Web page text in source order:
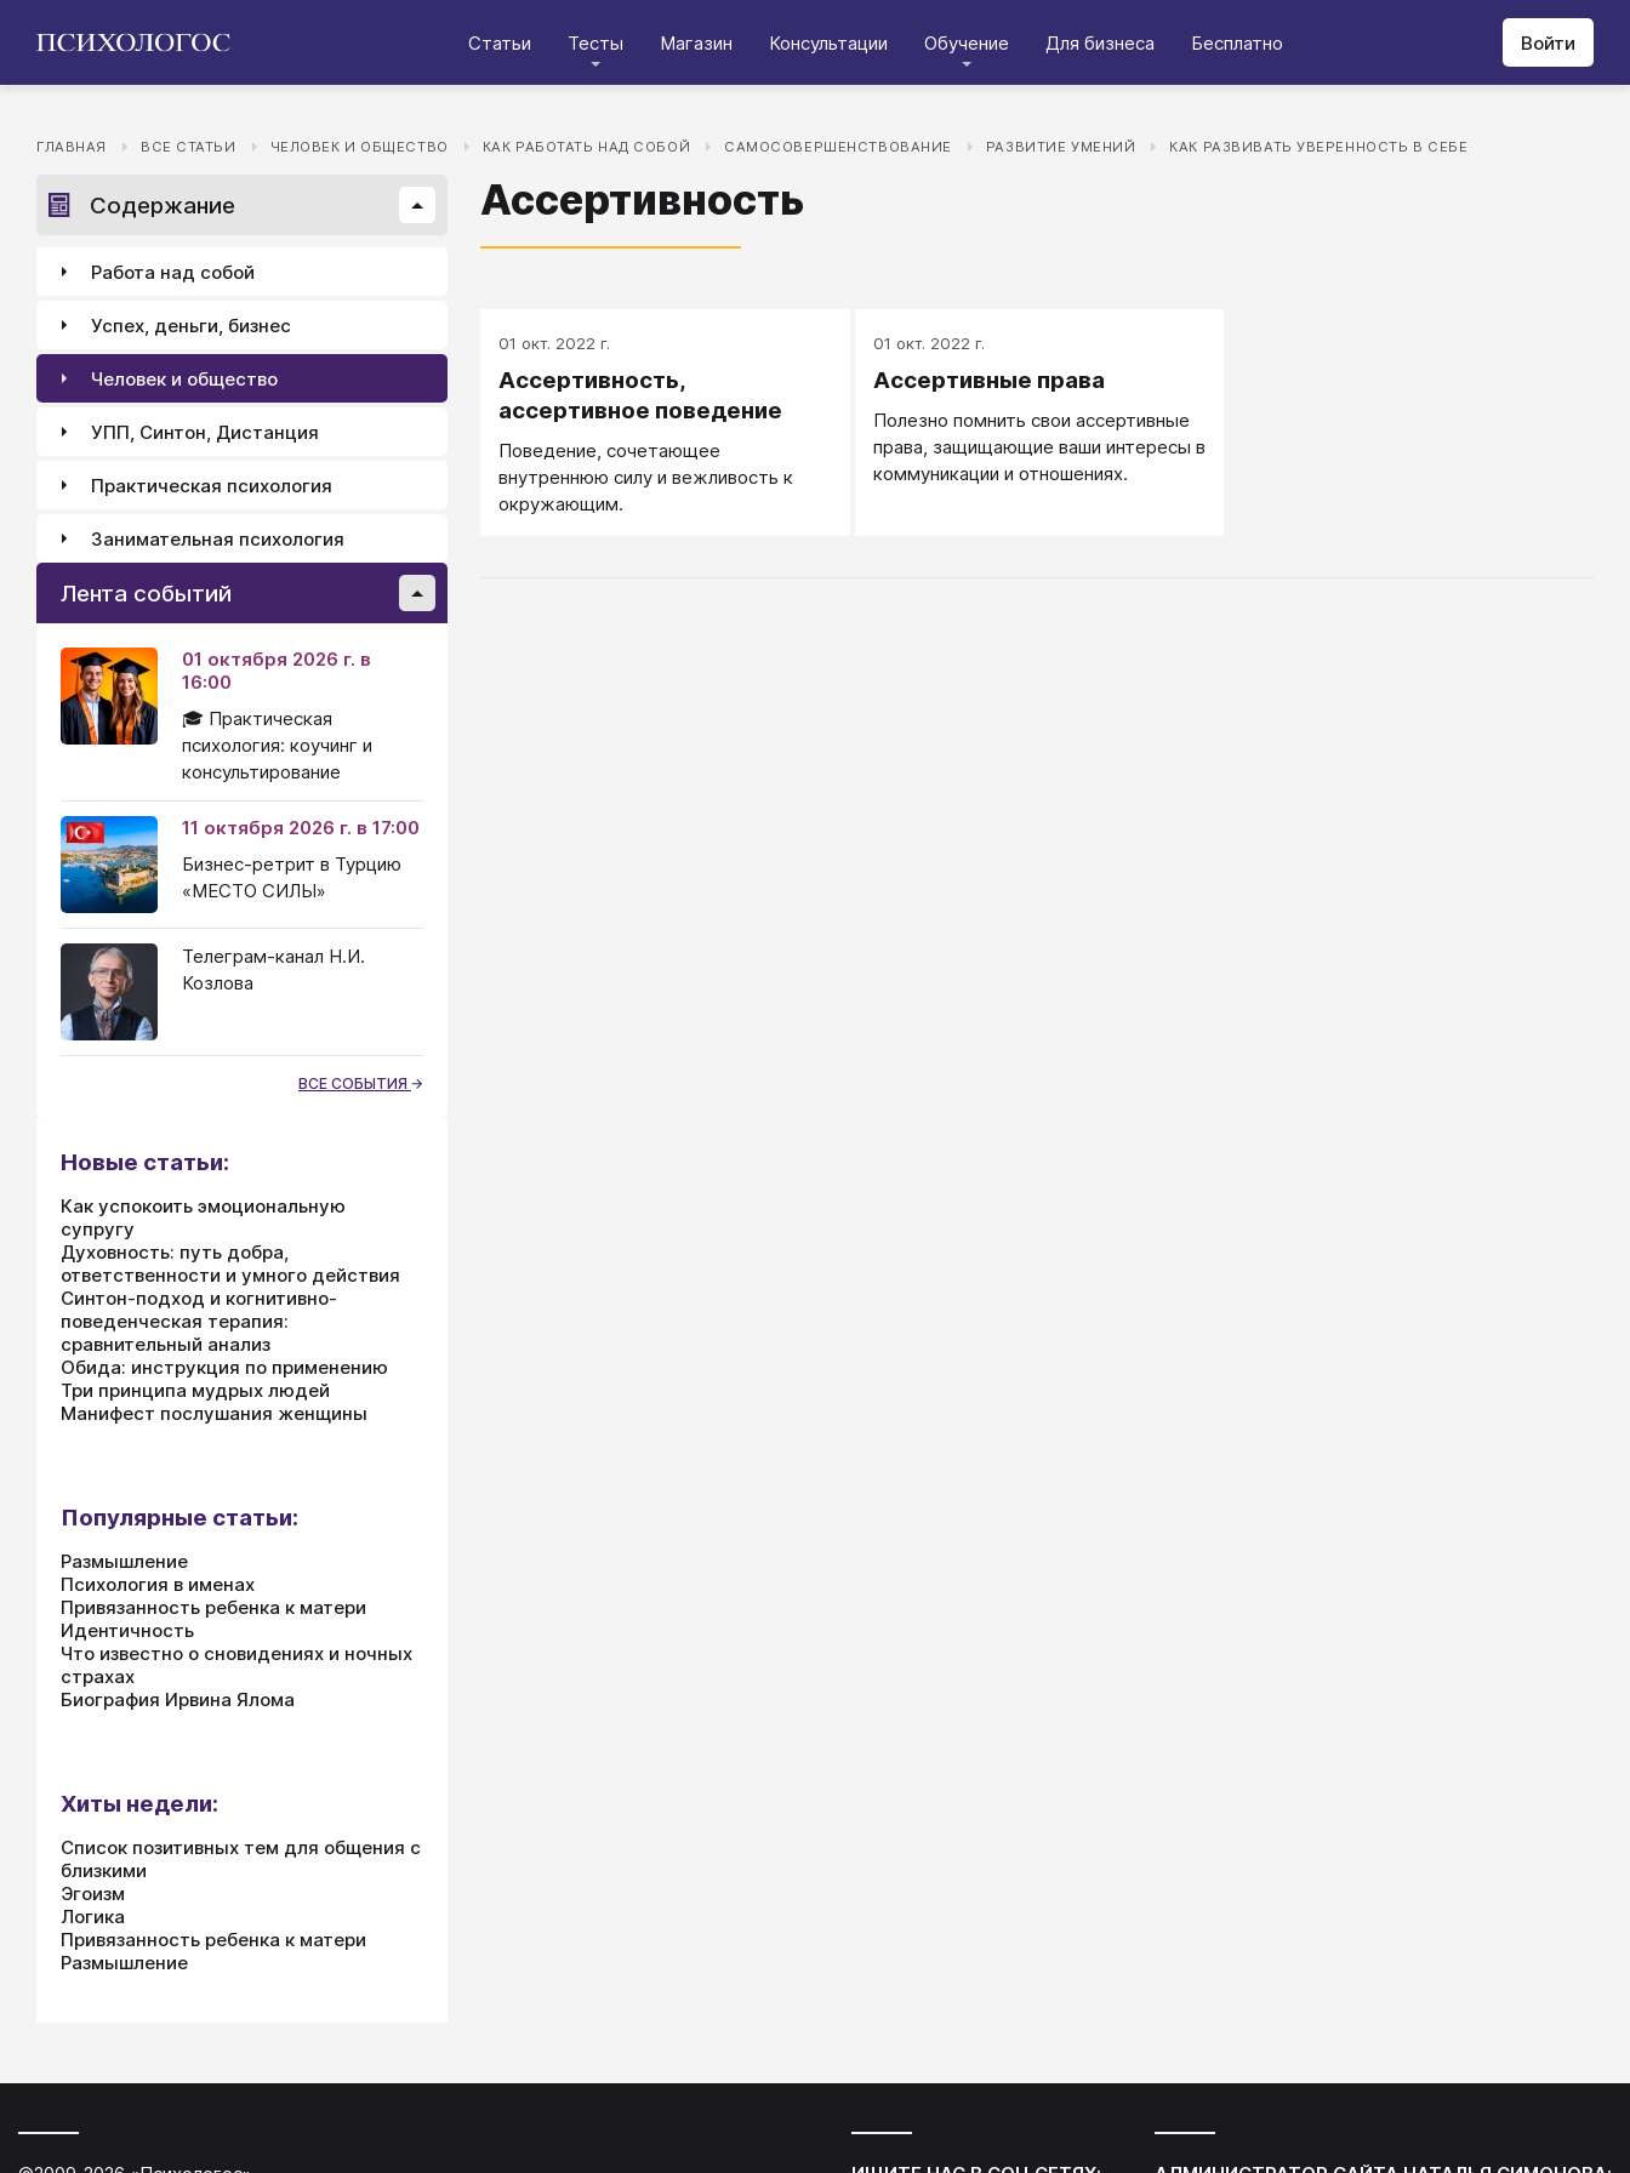
Статьи Тесты Магазин Консультации Обучение Для бизнеса Бесплатно Войти
ГЛАВНАЯ ВСЕ СТАТЬИ ЧЕЛОВЕК И ОБЩЕСТВО КАК РАБОТАТЬ НАД СОБОЙ САМОСОВЕРШЕНСТВОВАНИЕ РАЗВИТИЕ УМЕНИЙ КАК РАЗВИВАТЬ УВЕРЕННОСТЬ В СЕБЕ
Ассертивность
01 окт. 2022 г.
Ассертивность,
ассертивное поведение
Поведение, сочетающее
внутреннюю силу и вежливость к
окружающим.
01 окт. 2022 г.
Ассертивные права
Полезно помнить свои ассертивные
права, защищающие ваши интересы в
коммуникации и отношениях.
Содержание
Работа над собой
Успех, деньги, бизнес
Человек и общество
УПП, Синтон, Дистанция
Практическая психология
Занимательная психология
Лента событий
01 октября 2026 г. в
16:00
🎓 Практическая
психология: коучинг и
консультирование
11 октября 2026 г. в 17:00
Бизнес-ретрит в Турцию
«МЕСТО СИЛЫ»
Телеграм-канал Н.И.
Козлова
ВСЕ СОБЫТИЯ
Новые статьи:
Как успокоить эмоциональную
супругу
Духовность: путь добра,
ответственности и умного действия
Синтон-подход и когнитивно-
поведенческая терапия:
сравнительный анализ
Обида: инструкция по применению
Три принципа мудрых людей
Манифест послушания женщины
Популярные статьи:
Размышление
Психология в именах
Привязанность ребенка к матери
Идентичность
Что известно о сновидениях и ночных
страхах
Биография Ирвина Ялома
Хиты недели:
Список позитивных тем для общения с
близкими
Эгоизм
Логика
Привязанность ребенка к матери
Размышление